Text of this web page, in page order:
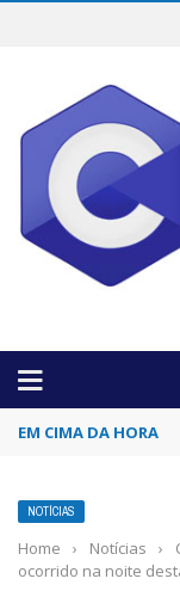
EM CIMA DA HORA
NOTÍCIAS
Home › Notícias ›
ocorrido na noite